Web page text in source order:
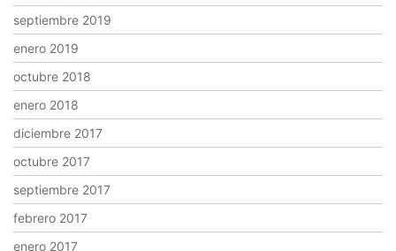
septiembre 2019
enero 2019
octubre 2018
enero 2018
diciembre 2017
octubre 2017
septiembre 2017
febrero 2017
enero 2017